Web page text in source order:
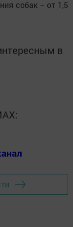
отловлено
могут вновь
животные,
четвероного
заплатить
собак − от 1,5
в